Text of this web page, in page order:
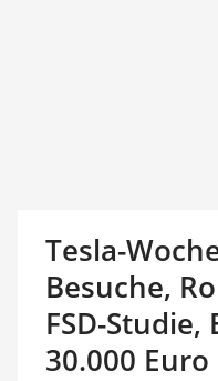
Tesla-
Besuche,
FSD-
30.000 Euro